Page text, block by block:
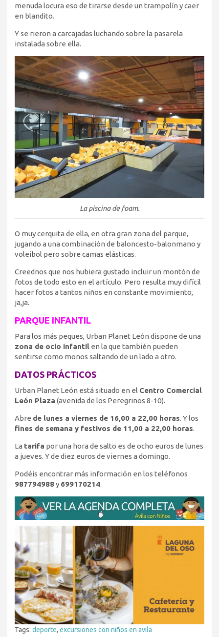
menuda locura eso de tirarse desde un trampolín y caer
en blandito.
Y se rieron a carcajadas luchando sobre la pasarela
instalada sobre ella.
La piscina de foam.
O muy cerquita de ella, en otra gran zona del parque,
jugando a una combinación de baloncesto-balonmano y
voleibol pero sobre camas elásticas.
Creednos que nos hubiera gustado incluir un montón de
fotos de todo esto en el artículo. Pero resulta muy difícil
hacer fotos a tantos niños en constante movimiento,
ja,ja.
PARQUE INFANTIL
Para los más peques, Urban Planet León dispone de una
zona de ocio infantil en la que también pueden
sentirse como monos saltando de un lado a otro.
DATOS PRÁCTICOS
Urban Planet León está situado en el Centro Comercial
León Plaza (avenida de los Peregrinos 8-10).
Abre de lunes a viernes de 16,00 a 22,00 horas. Y los
fines de semana y festivos de 11,00 a 22,00 horas.
La tarifa por una hora de salto es de ocho euros de lunes
a jueves. Y de diez euros de viernes a domingo.
Podéis encontrar más información en los teléfonos
987794988y 699170214.
Tags: deporte, excursiones con niños en avila